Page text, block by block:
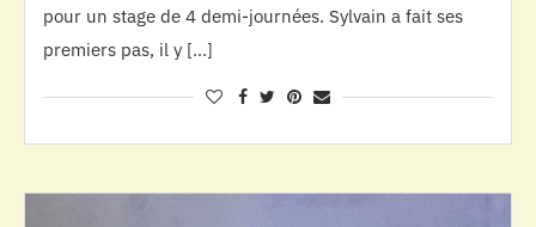
pour un stage de 4 demi-journées. Sylvain a fait ses
premiers pas, il y […]